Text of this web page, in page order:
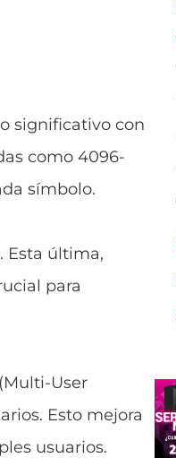
significativo con
como 4096-
símbolo.
Esta última,
para
User
Esto mejora
usuarios.